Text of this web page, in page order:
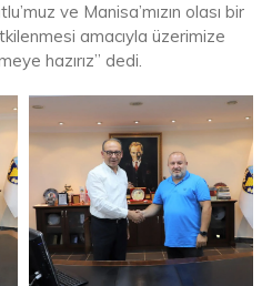
ve Manisa’mızın olası bir
amacıyla üzerimize
hazırız” dedi.